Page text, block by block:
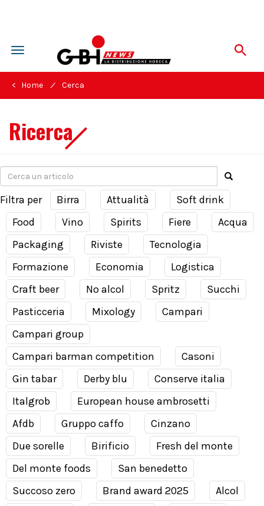
Toggle
navigation
< Home / Cerca
Ricerca
Filtra per Birra Attualità
Soft drink
Food
Vino Spirits Fiere
Acqua
Packaging
Riviste
Tecnologia
Formazione
Economia
Logistica
Craft beer
No alcol Spritz
Succhi
Pasticceria
Mixology
Campari
Campari group
Campari barman competition
Casoni
Gin tabar
Derby blu
Conserve italia
Italgrob
European house ambrosetti
Afdb
Gruppo caffo
Cinzano
Due sorelle
Birificio
Fresh del monte
Del monte foods
San benedetto
Succoso zero
Brand award 2025
Alcol